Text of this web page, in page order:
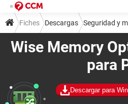
Wise Memory
para
Descargar para
Fiches Descargas Seguridad y
Limpieza y optimización